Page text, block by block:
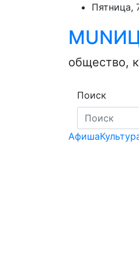
Пятница,
общество,
Поиск
Афиша